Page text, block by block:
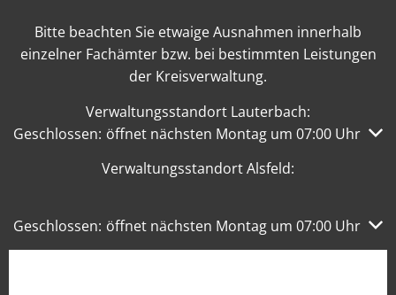
Bitte beachten Sie etwaige Ausnahmen innerhalb
einzelner Fachämter bzw. bei bestimmten Leistungen
der Kreisverwaltung.
Verwaltungsstandort Lauterbach:
Klicken, um weitere Öffnungs- oder Schließzeiten
Geschlossen: öffnet nächsten Montag um 07:00 Uhr
Verwaltungsstandort Alsfeld:
Klicken, um weitere Öffnungs- oder Schließzeiten
Geschlossen: öffnet nächsten Montag um 07:00 Uhr